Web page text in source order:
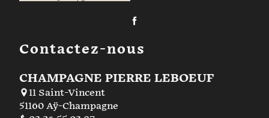
Contactez-nous
CHAMPAGNE PIERRE LEBOEUF
11 Saint-Vincent
51160 Aÿ-Champagne